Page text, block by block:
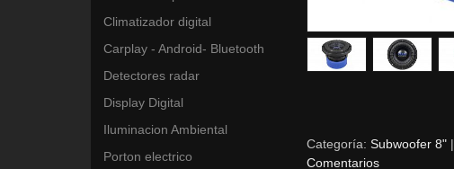
Climatizador digital
Carplay - Android- Bluetooth
Detectores radar
Display Digital
Iluminacion Ambiental
Porton electrico
Categoría: Subwoofer 8"|
Comentarios